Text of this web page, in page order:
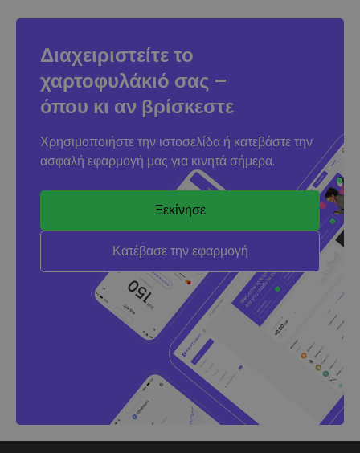
Διαχειριστείτε το
χαρτοφυλάκιό σας –
όπου κι αν βρίσκεστε
Χρησιμοποιήστε την ιστοσελίδα ή κατεβάστε την
ασφαλή εφαρμογή μας για κινητά σήμερα.
Ξεκίνησε
Κατέβασε την εφαρμογή